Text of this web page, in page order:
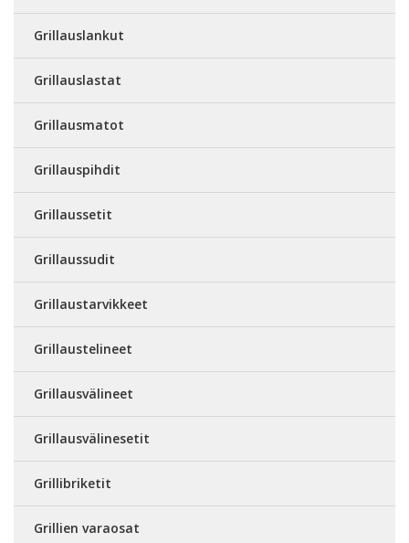
Grillauslankut
Grillauslastat
Grillausmatot
Grillauspihdit
Grillaussetit
Grillaussudit
Grillaustarvikkeet
Grillaustelineet
Grillausvälineet
Grillausvälinesetit
Grillibriketit
Grillien varaosat